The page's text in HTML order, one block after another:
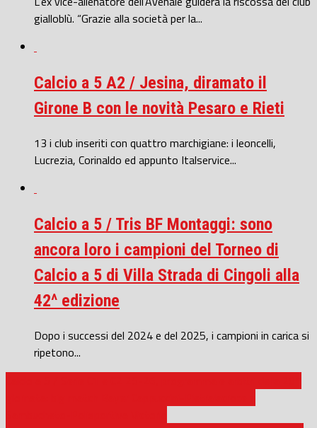
gialloblù. “Grazie alla società per la...
Calcio a 5 A2 / Jesina, diramato il
Girone B con le novità Pesaro e Rieti
13 i club inseriti con quattro marchigiane: i leoncelli,
Lucrezia, Corinaldo ed appunto Italservice...
Calcio a 5 / Tris BF Montaggi: sono
ancora loro i campioni del Torneo di
Calcio a 5 di Villa Strada di Cingoli alla
42^ edizione
Dopo i successi del 2024 e del 2025, i campioni in carica si
ripetono...